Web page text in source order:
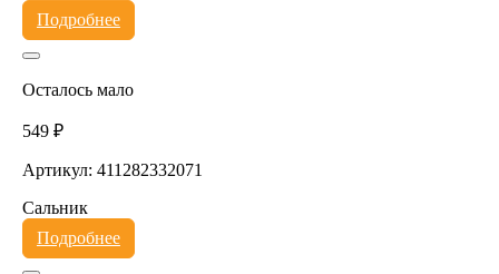
Подробнее
Осталось мало
549 ₽
Артикул: 411282332071
Сальник
Подробнее